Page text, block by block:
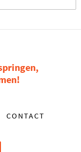
CONTACT